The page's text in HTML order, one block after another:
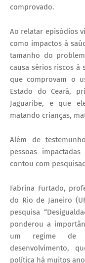
comprovado.
Ao relatar episódios
como impactos à
tamanho do
causa sérios riscos à
que comprovam o
Estado do Ceará,
Jaguaribe, e que
matando crianças,
Além de
pessoas
contou com
Fabrina Furtado,
do Rio de Janeiro
pesquisa
ponderou a
um regime de
desenvolvimento,
política há muitos